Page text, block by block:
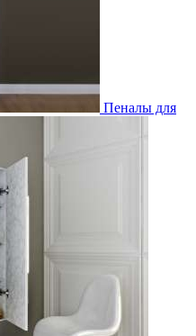
Пеналы для